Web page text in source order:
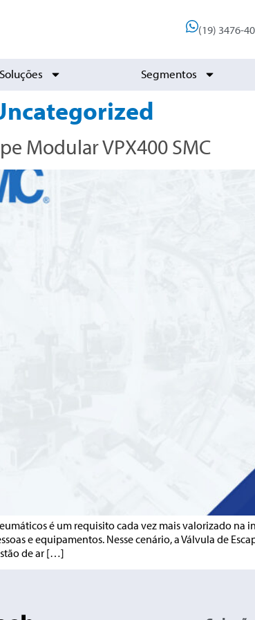
(19) 3476-
Soluções Segmentos
Modular VPX400 SMC
é um requisito cada vez mais valorizado
e equipamentos. Nesse cenário, a Válvula de
de ar […]